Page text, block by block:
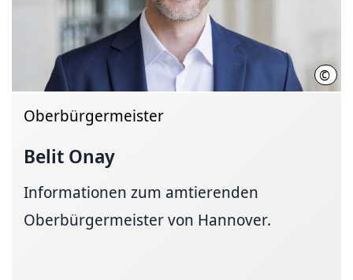
©
Oberbürgermeister
Belit Onay
Informationen zum amtierenden
Oberbürgermeister von Hannover.